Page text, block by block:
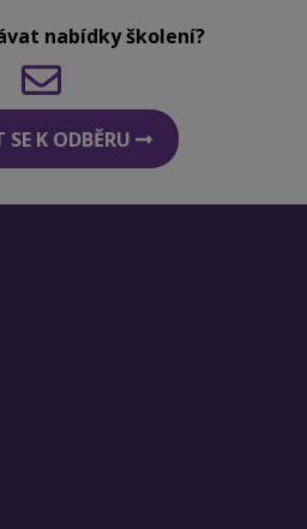
nabídky školení?
K ODBĚRU